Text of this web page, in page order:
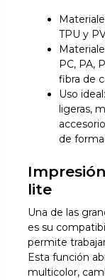
TPU y
PC, PA,
fibra de
Uso
ligeras,
de
lite
Una de las
es su
permite
Esta función
multicolor,